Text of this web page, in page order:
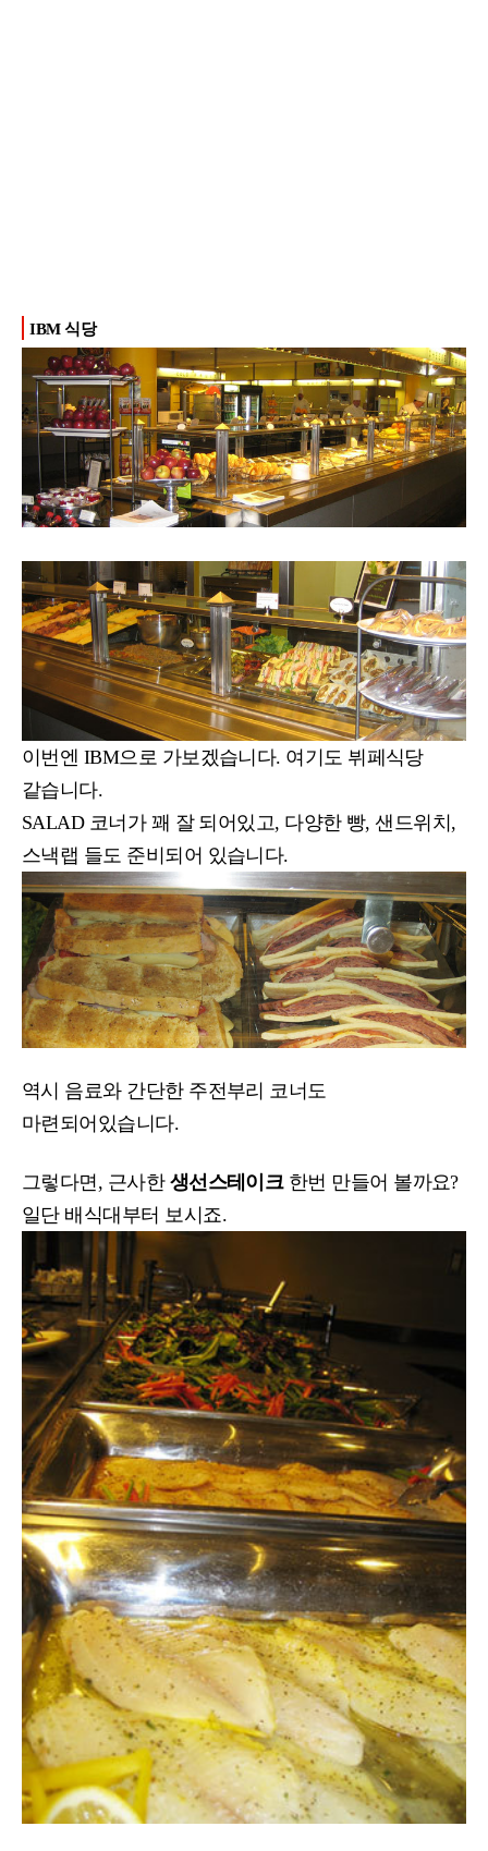
IBM 식당
이번엔 IBM으로 가보겠습니다. 여기도 뷔페식당
같습니다.
SALAD 코너가 꽤 잘 되어있고, 다양한 빵, 샌드위치,
스낵랩 들도 준비되어 있습니다.
역시 음료와 간단한 주전부리 코너도
마련되어있습니다.
그렇다면, 근사한 생선스테이크한번 만들어 볼까요?
일단 배식대부터 보시죠.